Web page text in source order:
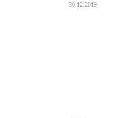
30.12.2019